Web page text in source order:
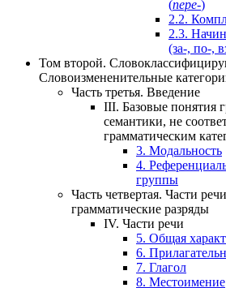
(пере-)
2.2.
2.3.
(за-, по-,
Том второй.
Словоизмененительные
Часть третья. Введение
III. Базовые понятия
семантики, не
грамматическим
3. Модальность
4.
группы
Часть четвертая. Части
грамматические разряды
IV. Части речи
5. Общая
6.
7. Глагол
8. Местоимение